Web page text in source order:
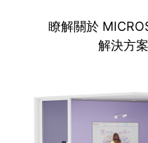
瞭解關於
解決方